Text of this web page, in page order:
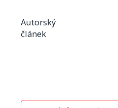
Autorský
článek